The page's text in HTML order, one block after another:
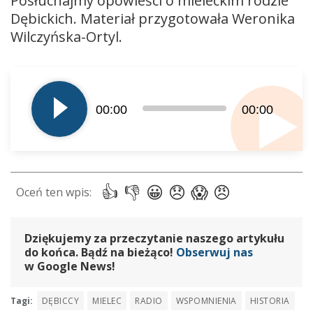
Dębickich. Materiał przygotowała Weronika
Wilczyńska-Ortyl.
plików
dźwiękowych
00:00 00:00
Dziękujemy za przeczytanie naszego artykułu
do końca. Bądź na bieżąco! Obserwuj nas
w Google News!
Tagi: DĘBICCY MIELEC RADIO WSPOMNIENIA HISTORIA